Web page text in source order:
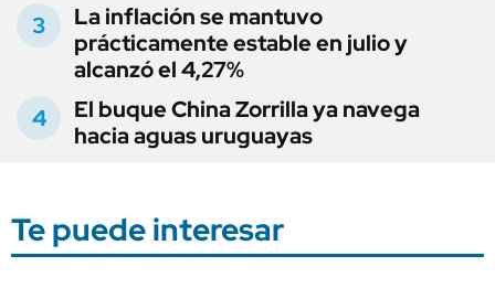
La inflación se mantuvo
prácticamente estable en julio y
alcanzó el 4,27%
El buque China Zorrilla ya navega
hacia aguas uruguayas
Te puede interesar